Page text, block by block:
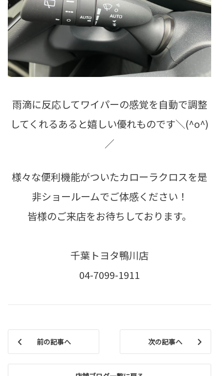
雨滴に反応してワイパーの感覚を自動で調整
してくれるあると嬉しい優れものです＼(^o^)
／
様々な便利機能がついたカローラクロスを是
非ショールームでご体感ください！
皆様のご来店をお待ちしております。
千葉トヨタ鴨川店
04-7099-1911
前の記事へ 次の記事へ